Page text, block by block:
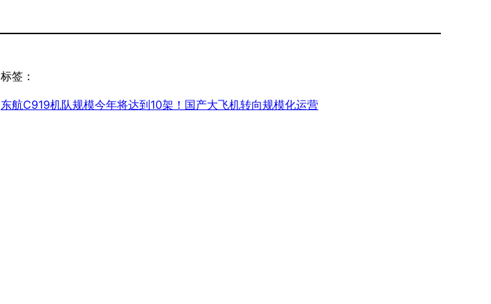
标签：
东航C919机队规模今年将达到10架！国产大飞机转向规模化运营